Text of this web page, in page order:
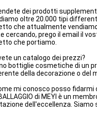
dei prodotti
oltre 20.000 tipi
che attualmente
cercando, prego il email il
che portiamo.
un catalogo dei prezzi?
bottiglie cosmetiche di un
della decorazione o del
mi conosco posso fidarmi
di MEYI è un
dell'eccellenza.